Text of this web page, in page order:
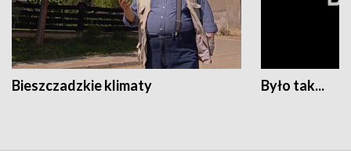
Bieszczadzkie klimaty Było tak...